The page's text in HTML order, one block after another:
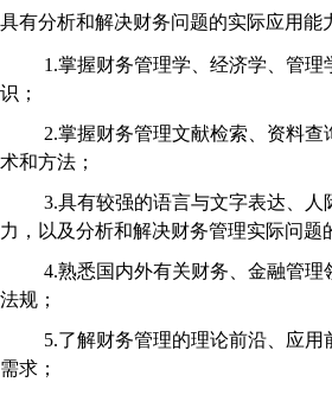
具有分析和解决财务问题的实际应用能
1.掌握财务管理学、经济学、管理
识；
2.掌握财务管理文献检索、资料
术和方法；
3.具有较强的语言与文字表达、人
力，以及分析和解决财务管理实际问题
4.熟悉国内外有关财务、金融管理
法规；
5.了解财务管理的理论前沿、应用
需求；